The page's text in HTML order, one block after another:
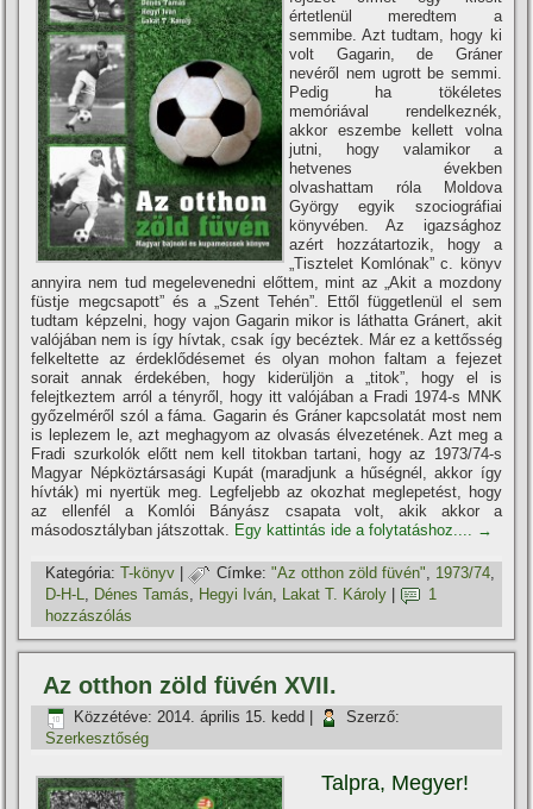
értetlenül meredtem a
semmibe. Azt tudtam, hogy ki
volt Gagarin, de Gráner
nevéről nem ugrott be semmi.
Pedig ha tökéletes
memóriával rendelkeznék,
akkor eszembe kellett volna
jutni, hogy valamikor a
hetvenes években
olvashattam róla Moldova
György egyik szociográfiai
könyvében. Az igazsághoz
azért hozzátartozik, hogy a
„Tisztelet Komlónak” c. könyv
annyira nem tud megelevenedni előttem, mint az „Akit a mozdony
füstje megcsapott” és a „Szent Tehén”. Ettől függetlenül el sem
tudtam képzelni, hogy vajon Gagarin mikor is láthatta Gránert, akit
valójában nem is í­gy hí­vtak, csak í­gy becéztek. Már ez a kettősség
felkeltette az érdeklődésemet és olyan mohon faltam a fejezet
sorait annak érdekében, hogy kiderüljön a „titok”, hogy el is
felejtkeztem arról a tényről, hogy itt valójában a Fradi 1974-s MNK
győzelméről szól a fáma. Gagarin és Gráner kapcsolatát most nem
is leplezem le, azt meghagyom az olvasás élvezetének. Azt meg a
Fradi szurkolók előtt nem kell titokban tartani, hogy az 1973/74-s
Magyar Népköztársasági Kupát (maradjunk a hűségnél, akkor í­gy
hí­vták) mi nyertük meg. Legfeljebb az okozhat meglepetést, hogy
az ellenfél a Komlói Bányász csapata volt, akik akkor a
másodosztályban játszottak. Egy kattintás ide a folytatáshoz.... →
Kategória: T-könyv | Címke: "Az otthon zöld füvén", 1973/74,
D-H-L, Dénes Tamás, Hegyi Iván, Lakat T. Károly
1
hozzászólás
Az otthon zöld füvén XVII.
Közzétéve: 2014. április 15. kedd
Szerző:
Szerkesztőség
Talpra, Megyer!